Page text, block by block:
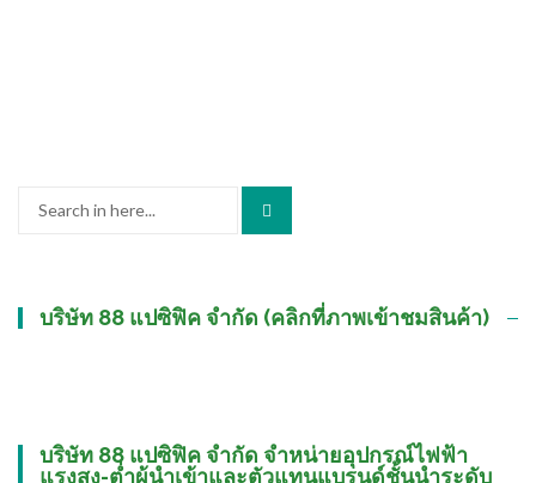
บริษัท 88 แปซิฟิค จำกัด (คลิกที่ภาพเข้าชมสินค้า)
บริษัท 88 แปซิฟิค จำกัด จำหน่ายอุปกรณ์ไฟฟ้า
แรงสูง-ต่ำผู้นำเข้าและตัวแทนแบรนด์ชั้นนำระดับ